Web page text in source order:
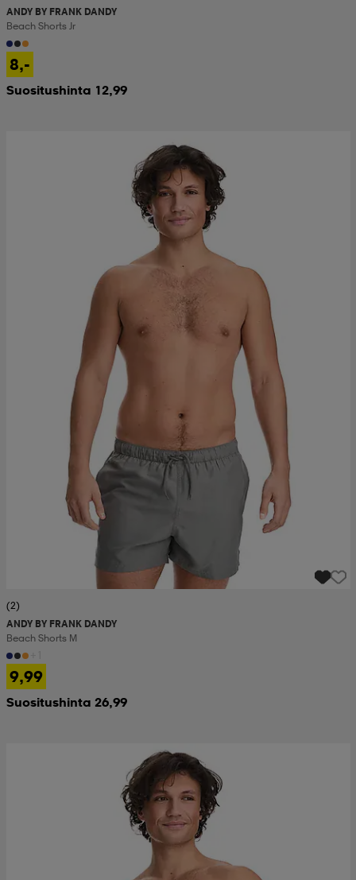
ANDY BY FRANK DANDY
Beach Shorts Jr
8,-
Suositushinta 12,99
(2)
ANDY BY FRANK DANDY
Beach Shorts M
9,99
Suositushinta 26,99